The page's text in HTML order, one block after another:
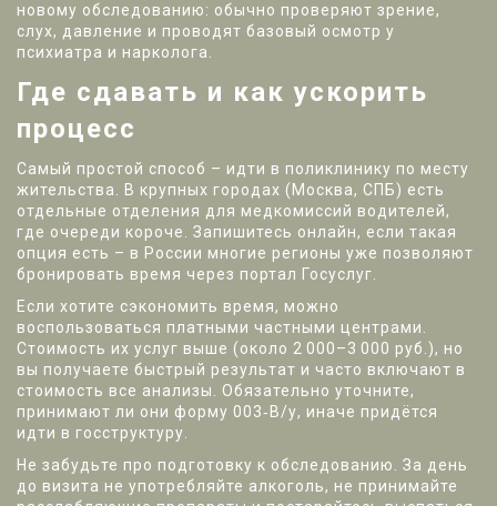
новому обследованию: обычно проверяют зрение,
слух, давление и проводят базовый осмотр у
психиатра и нарколога.
Где сдавать и как ускорить
процесс
Самый простой способ – идти в поликлинику по месту
жительства. В крупных городах (Москва, СПБ) есть
отдельные отделения для медкомиссий водителей,
где очереди короче. Запишитесь онлайн, если такая
опция есть – в России многие регионы уже позволяют
бронировать время через портал Госуслуг.
Если хотите сэкономить время, можно
воспользоваться платными частными центрами.
Стоимость их услуг выше (около 2 000–3 000 руб.), но
вы получаете быстрый результат и часто включают в
стоимость все анализы. Обязательно уточните,
принимают ли они форму 003‑В/у, иначе придётся
идти в госструктуру.
Не забудьте про подготовку к обследованию. За день
до визита не употребляйте алкоголь, не принимайте